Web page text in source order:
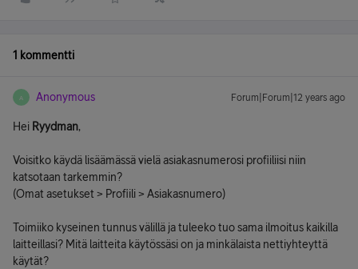
1 kommentti
A Anonymous Forum|Forum|12 years ago
Hei Ryydman,
Voisitko käydä lisäämässä vielä asiakasnumerosi profiiliisi niin
katsotaan tarkemmin?
(Omat asetukset > Profiili > Asiakasnumero)
Toimiiko kyseinen tunnus välillä ja tuleeko tuo sama ilmoitus kaikilla
laitteillasi? Mitä laitteita käytössäsi on ja minkälaista nettiyhteyttä
käytät?